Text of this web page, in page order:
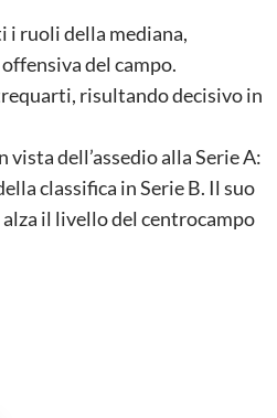
ruoli della mediana,
del campo.
risultando decisivo in
vista dell’assedio alla Serie A:
classifica in Serie B. Il suo
alza il livello del centrocampo